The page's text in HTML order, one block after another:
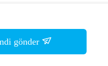
gönder